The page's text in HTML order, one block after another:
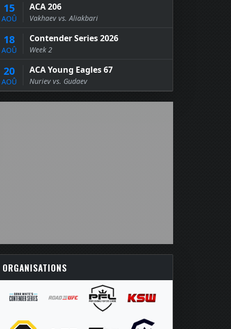
15
AOÛ
ACA 206
Vakhaev vs. Aliakbari
18
AOÛ
Contender Series 2026
Week 2
20
AOÛ
ACA Young Eagles 67
Nuriev vs. Gudaev
ORGANISATIONS